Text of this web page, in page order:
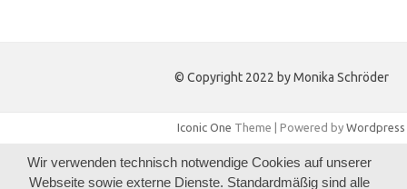
© Copyright 2022 by Monika Schröder
Iconic One Theme | Powered by Wordpress
Wir verwenden technisch notwendige Cookies auf unserer
Webseite sowie externe Dienste. Standardmäßig sind alle